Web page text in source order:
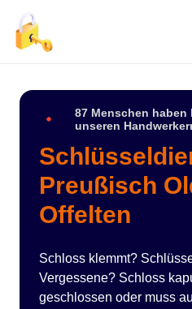
87 Menschen haben
unseren
Preußisch
Offelten
Schloss klemmt?
Vergessene? Schloss
geschlossen oder muss